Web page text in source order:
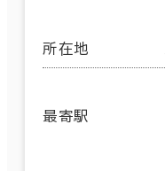
所在地
最寄駅